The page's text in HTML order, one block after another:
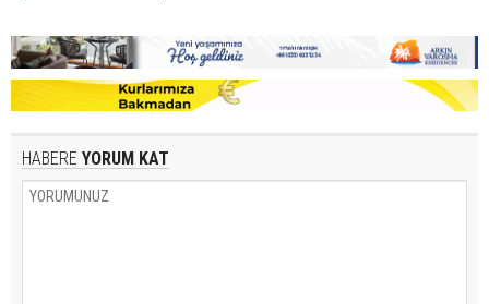
HABERE YORUM KAT